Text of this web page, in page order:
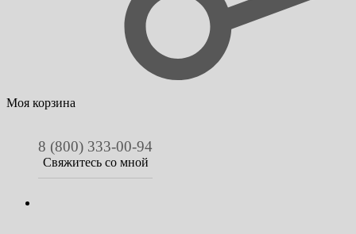
Моя корзина
8 (800) 333-00-94
Свяжитесь со мной